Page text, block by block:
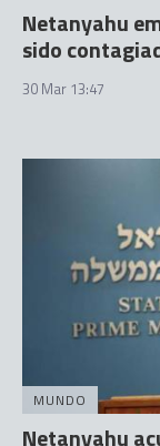
Netanyahu
sido
30 Mar 13:47
MUNDO
Netanyahu